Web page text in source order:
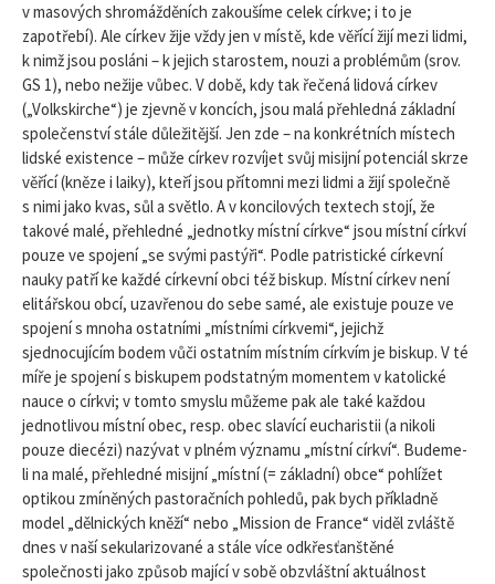
v masových shromážděních zakoušíme celek církve; i to je
zapotřebí). Ale církev žije vždy jen v místě, kde věřící žijí mezi lidmi,
k nimž jsou posláni – k jejich starostem, nouzi a problémům (srov.
GS 1), nebo nežije vůbec. V době, kdy tak řečená lidová církev
(„Volkskirche“) je zjevně v koncích, jsou malá přehledná základní
společenství stále důležitější. Jen zde – na konkrétních místech
lidské existence – může církev rozvíjet svůj misijní potenciál skrze
věřící (kněze i laiky), kteří jsou přítomni mezi lidmi a žijí společně
s nimi jako kvas, sůl a světlo. A v koncilových textech stojí, že
takové malé, přehledné „jednotky místní církve“ jsou místní církví
pouze ve spojení „se svými pastýři“. Podle patristické církevní
nauky patří ke každé církevní obci též biskup. Místní církev není
elitářskou obcí, uzavřenou do sebe samé, ale existuje pouze ve
spojení s mnoha ostatními „místními církvemi“, jejichž
sjednocujícím bodem vůči ostatním místním církvím je biskup. V té
míře je spojení s biskupem podstatným momentem v katolické
nauce o církvi; v tomto smyslu můžeme pak ale také každou
jednotlivou místní obec, resp. obec slavící eucharistii (a nikoli
pouze diecézi) nazývat v plném významu „místní církví“. Budeme-
li na malé, přehledné misijní „místní (= základní) obce“ pohlížet
optikou zmíněných pastoračních pohledů, pak bych příkladně
model „dělnických kněží“ nebo „Mission de France“ viděl zvláště
dnes v naší sekularizované a stále více odkřesťanštěné
společnosti jako způsob mající v sobě obzvláštní aktuálnost